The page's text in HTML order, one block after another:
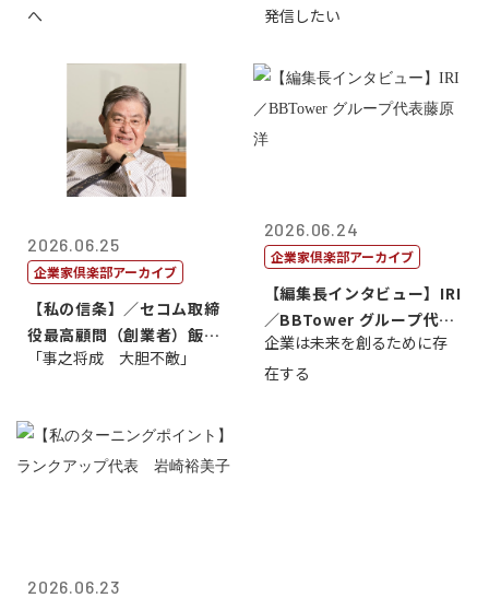
へ
発信したい
2026.06.25
企業家倶楽部アーカイブ
【私の信条】／セコム取締
役最高顧問（創業者）飯田
亮
「事之将成 大胆不敵」
2026.06.24
企業家倶楽部アーカイブ
【編集長インタビュー】IRI
／BBTower グループ代表
藤...
企業は未来を創るために存
在する
2026.06.23